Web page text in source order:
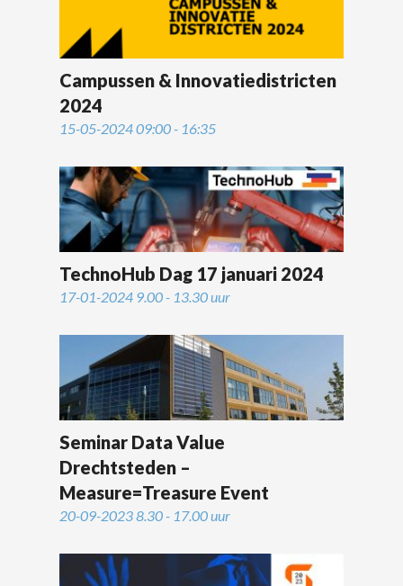
Campussen & Innovatiedistricten
2024
15-05-2024 09:00 - 16:35
TechnoHub Dag 17 januari 2024
17-01-2024 9.00 - 13.30 uur
Seminar Data Value
Drechtsteden –
Measure=Treasure Event
20-09-2023 8.30 - 17.00 uur